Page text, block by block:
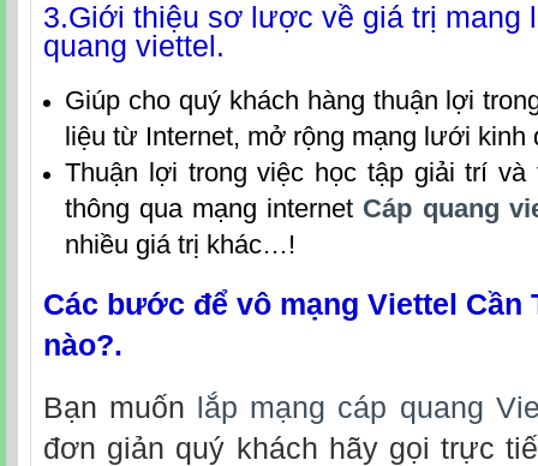
3.Giới thiệu sơ lược về giá trị mang
quang viettel.
Giúp cho quý khách hàng thuận lợi
liệu từ Internet, mở rộng mạng lưới
Thuận lợi trong việc học tập giải trí và
thông qua mạng internet Cáp quang
nhiều giá trị khác…!
Các bước để vô mạng Viettel Cần
nào?.
Bạn muốn
lắp mạng cáp quang
đơn giản quý khách hãy gọi trực